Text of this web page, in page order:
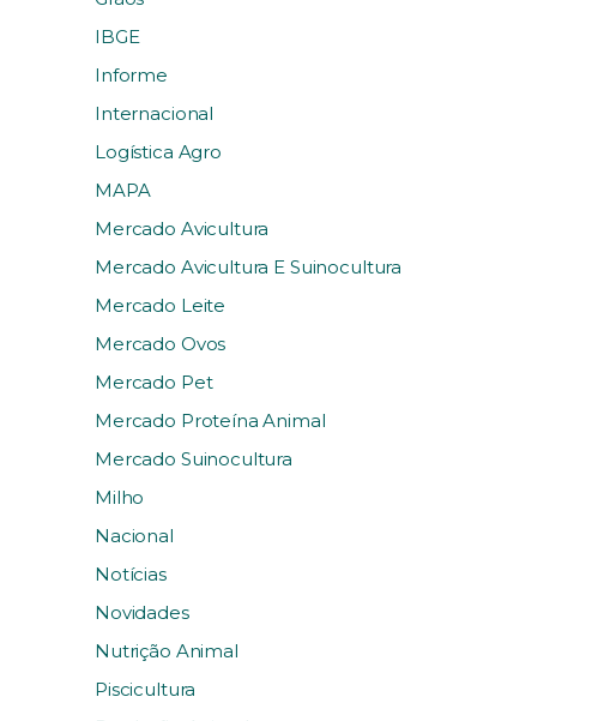
IBGE
Informe
Internacional
Logística Agro
MAPA
Mercado Avicultura
Mercado Avicultura E Suinocultura
Mercado Leite
Mercado Ovos
Mercado Pet
Mercado Proteína Animal
Mercado Suinocultura
Milho
Nacional
Notícias
Novidades
Nutrição Animal
Piscicultura